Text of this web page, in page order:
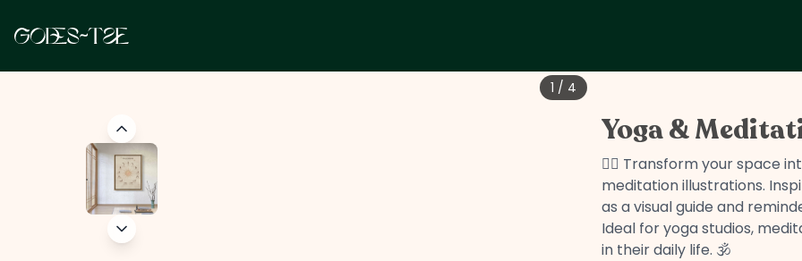
1 / 4
Yoga &
🧘‍♀️ Transform your space
meditation illustrations.
as a visual guide and
Ideal for yoga studios,
in their daily life. 🕉️